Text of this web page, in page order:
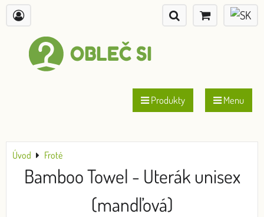
Produkty Menu
Úvod Froté
Bamboo Towel - Uterák unisex
(mandľová)